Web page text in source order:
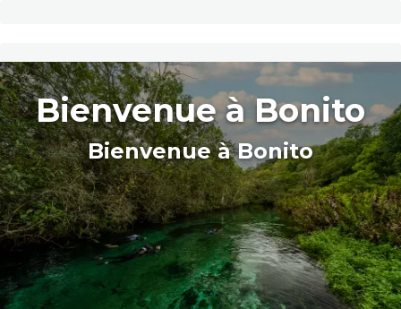
Bienvenue à Bonito
Bienvenue à Bonito